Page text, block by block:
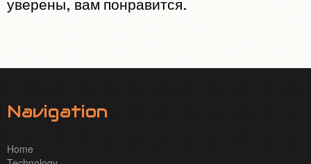
Navigation
Home